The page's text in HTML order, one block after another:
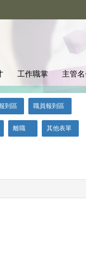
工作職掌 主管
到區 職員報到區
離職 其他表單